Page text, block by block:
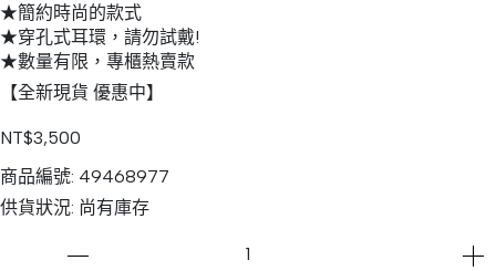
★簡約時尚的款式
★穿孔式耳環，請勿試戴!
★數量有限，專櫃熱賣款
【全新現貨 優惠中】
NT$3,500
商品編號: 49468977
供貨狀況: 尚有庫存